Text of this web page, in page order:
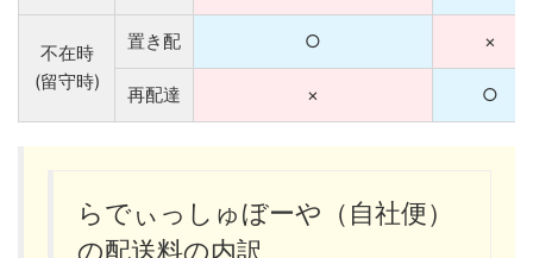
不在時
(留守時)
置き配 ○ ×
再配達 × ○
らでぃっしゅぼーや（自社便）
の配送料の内訳